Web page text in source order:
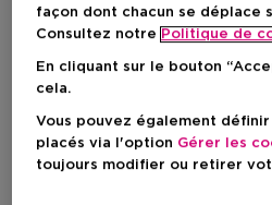
50 ML
Prix du produit
81,50 €
100 ML
Prix du
106,50
Prix du produit
145,90 €
AJOUTER AU
façon dont chacun se déplace
Consultez notre Politique de
En cliquant sur le bouton
cela.
Vous pouvez également
placés via l'option Gérer les
toujours modifier ou retirer